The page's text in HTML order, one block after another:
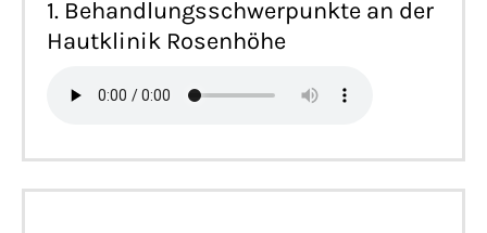
1. Behandlungsschwerpunkte an der
Hautklinik Rosenhöhe